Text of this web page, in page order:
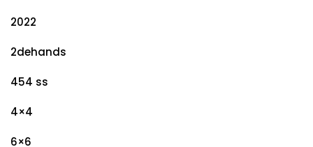
2022
2dehands
454 ss
4×4
6×6